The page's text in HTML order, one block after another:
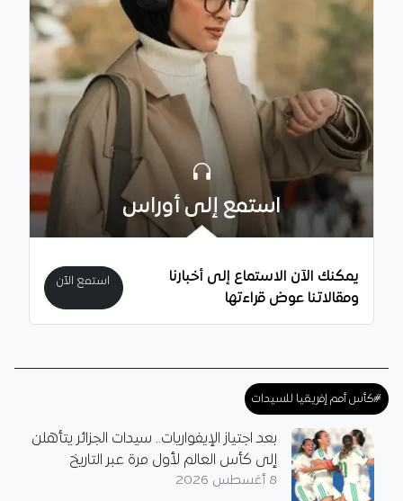
استمع إلى أوراس
يمكنك الآن الاستماع إلى أخبارنا
ومقالاتنا عوض قراءتها
استمع الآن
#كأس أمم إفريقيا للسيدات
بعد اجتياز الإيفواريات.. سيدات الجزائر يتأهلن
إلى كأس العالم لأول مرة عبر التاريخ
8 أغسطس 2026